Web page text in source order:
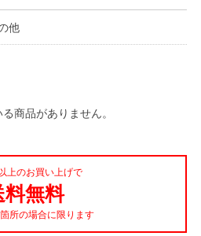
他
商品がありません。
上のお買い上げで
料無料
所の場合に限ります